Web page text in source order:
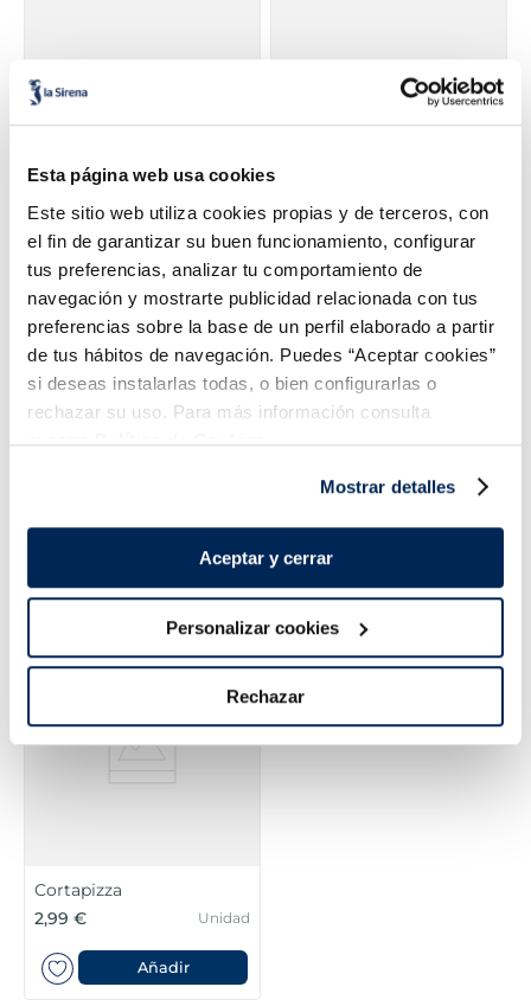
Esta página web usa cookies
Este sitio web utiliza cookies propias y de terceros, con
el fin de garantizar su buen funcionamiento, configurar
tus preferencias, analizar tu comportamiento de
navegación y mostrarte publicidad relacionada con tus
preferencias sobre la base de un perfil elaborado a partir
de tus hábitos de navegación. Puedes “Aceptar cookies”
si deseas instalarlas todas, o bien configurarlas o
rechazar su uso. Para más información consulta
nuestraPolítica de Cookies.
Mostrar detalles
Aceptar y cerrar
Personalizar cookies
Rechazar
Pizza la super fina
barbacoa
Añadir
Pizza La Súper fina bacon
Añadir
Pizza La Súper fina
Añadir
Cortapizza
2,99 €
Unidad
Añadir